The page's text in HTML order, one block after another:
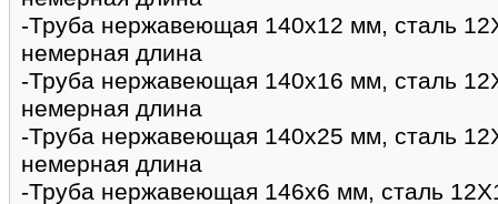
-Труба нержавеющая 140х12 мм, сталь
немерная длина
-Труба нержавеющая 140х16 мм, сталь
немерная длина
-Труба нержавеющая 140х25 мм, сталь
немерная длина
-Труба нержавеющая 146х6 мм, сталь